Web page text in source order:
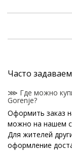
Часто
⋙ Где можно
Gorenje?
Оформить заказ
можно на нашем
Для жителей
оформление